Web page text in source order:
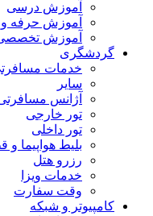
آموزش درسی
آموزش حرفه
آموزش
گردشگری
خدمات
سایر
آژانس
تور خارجی
تور داخلی
بلیط هواپیما و
رزرو هتل
خدمات ویزا
وقت سفارت
کامپیوتر و شبکه